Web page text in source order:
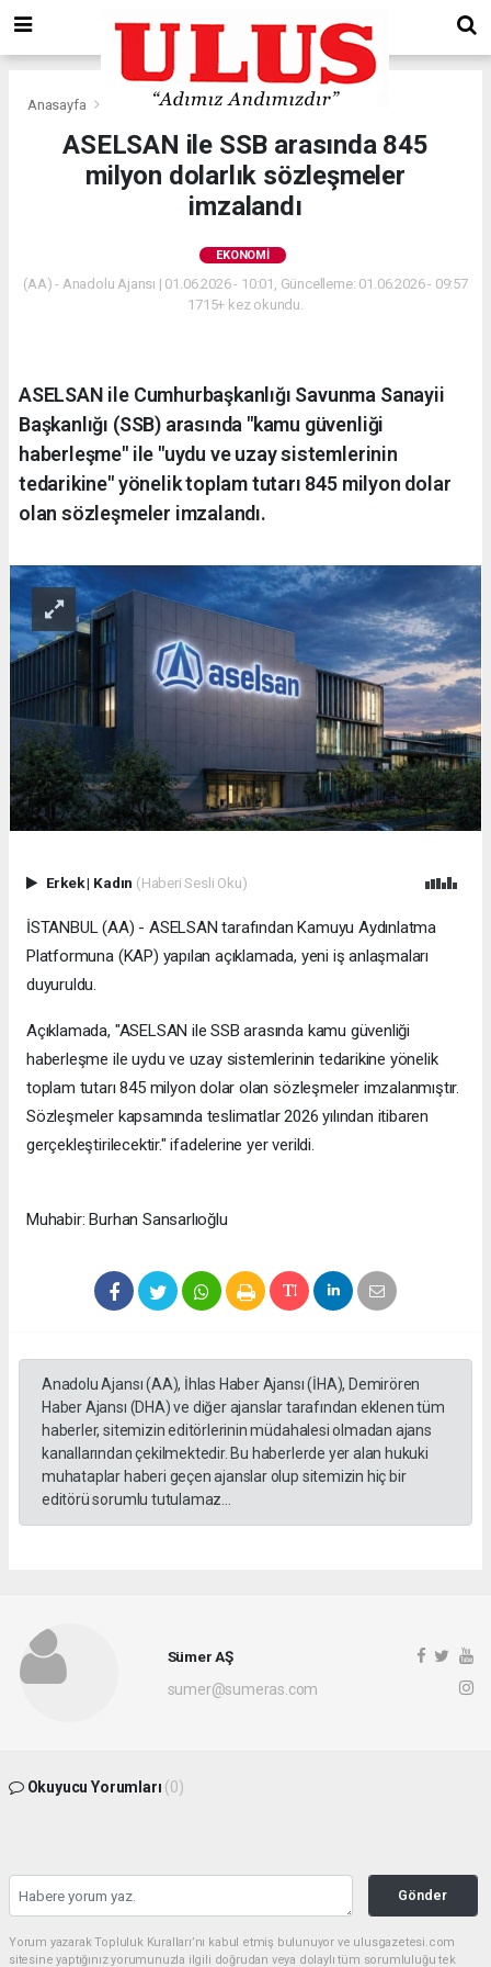
Anasayfa Ekonomi
ASELSAN ile SSB arasında 845
milyon dolarlık sözleşmeler
imzalandı
EKONOMI
(AA) - Anadolu Ajansı | 01.06.2026 - 10:01, Güncelleme: 01.06.2026 - 09:57
1715+ kez okundu.
ASELSAN ile Cumhurbaşkanlığı Savunma Sanayii
Başkanlığı (SSB) arasında "kamu güvenliği
haberleşme" ile "uydu ve uzay sistemlerinin
tedarikine" yönelik toplam tutarı 845 milyon dolar
olan sözleşmeler imzalandı.
Erkek| Kadın (Haberi Sesli Oku)
İSTANBUL (AA) - ASELSAN tarafından Kamuyu Aydınlatma
Platformuna (KAP) yapılan açıklamada, yeni iş anlaşmaları
duyuruldu.
Açıklamada, "ASELSAN ile SSB arasında kamu güvenliği
haberleşme ile uydu ve uzay sistemlerinin tedarikine yönelik
toplam tutarı 845 milyon dolar olan sözleşmeler imzalanmıştır.
Sözleşmeler kapsamında teslimatlar 2026 yılından itibaren
gerçekleştirilecektir." ifadelerine yer verildi.
Muhabir: Burhan Sansarlıoğlu
Anadolu Ajansı (AA), İhlas Haber Ajansı (İHA), Demirören
Haber Ajansı (DHA) ve diğer ajanslar tarafından eklenen tüm
haberler, sitemizin editörlerinin müdahalesi olmadan ajans
kanallarından çekilmektedir. Bu haberlerde yer alan hukuki
muhataplar haberi geçen ajanslar olup sitemizin hiç bir
editörü sorumlu tutulamaz...
Sümer AŞ
sumer@sumeras.com
Okuyucu Yorumları (0)
Gönder
Yorum yazarak Topluluk Kuralları’nı kabul etmiş bulunuyor ve ulusgazetesi.com
sitesine yaptığınız yorumunuzla ilgili doğrudan veya dolaylı tüm sorumluluğu tek